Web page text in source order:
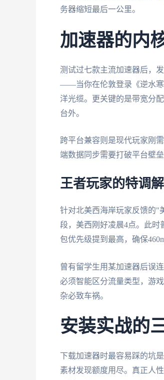
务器缩短最后一公里。
加速器的内
测试过七款主流加速器后，
——当你在伦敦登录《逆水寒
洋光缆。更关键的是带宽分
台外。
跨平台兼容则是现代玩家刚
端数据同步需要打破平台壁
王者玩家的特调
针对北美西海岸玩家反馈的"
段，美西刚好凌晨4点。此时
包优先级提到最高，确保
曾有留学生用某加速器后误
必须智能区分流量类型，游
杂必致车祸。
安装实战的
下载加速器时最容易踩的坑
素材发现额度用尽。真正人